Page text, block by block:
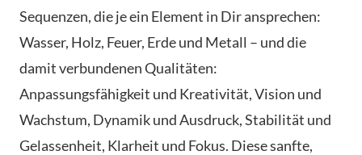
Sequenzen, die je ein Element in Dir ansprechen:
Wasser, Holz, Feuer, Erde und Metall – und die
damit verbundenen Qualitäten:
Anpassungsfähigkeit und Kreativität, Vision und
Wachstum, Dynamik und Ausdruck, Stabilität und
Gelassenheit, Klarheit und Fokus. Diese sanfte,